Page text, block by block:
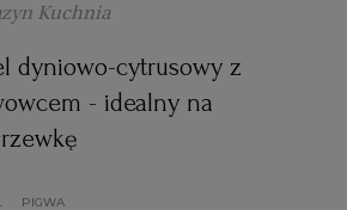
Kuchnia
dyniowo-cytrusowy z
- idealny na
PIGWA